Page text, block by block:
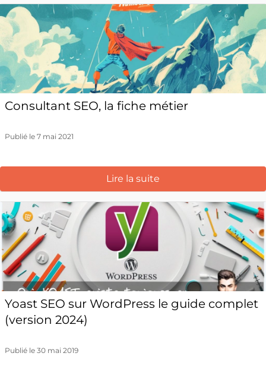
Consultant SEO, la fiche métier
Publié le 7 mai 2021
Lire la suite
Yoast SEO sur WordPress le guide complet
(version 2024)
Publié le 30 mai 2019